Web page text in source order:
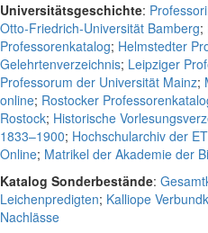
Universitätsgeschichte:
Otto-Friedrich-Universität Bamberg;
Professorenkatalog; Helmstedter
Gelehrtenverzeichnis; Leipziger
Professorum der Universität Mainz;
online; Rostocker
Rostock; Historische
1833–1900; Hochschularchiv der
Online; Matrikel der Akademie der
Katalog Sonderbestände:
Leichenpredigten; Kalliope
Nachlässe